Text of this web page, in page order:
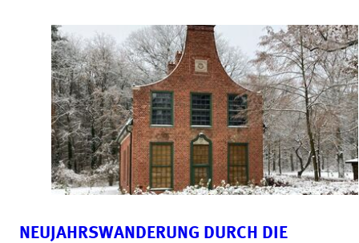
NEUJAHRSWANDERUNG DURCH DIE